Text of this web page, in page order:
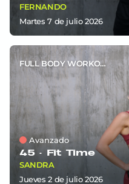
FERNANDO
martes 7de julio 2026
FULL BODY WORKOUT
Avanzado
45 · Fit Time
SANDRA
jueves 2de julio 2026